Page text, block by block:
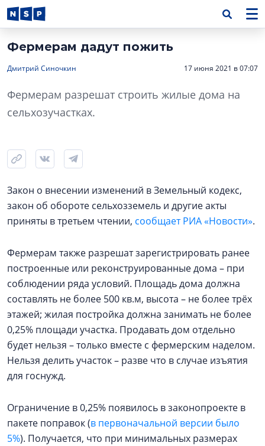
Фермерам дадут пожить
Дмитрий Синочкин 17 июня 2021 в 07:07
Фермерам разрешат строить жилые дома на
сельхозучастках.
Закон о внесении изменений в Земельный кодекс,
закон об обороте сельхозземель и другие акты
приняты в третьем чтении, сообщает РИА «Новости».
Фермерам также разрешат зарегистрировать ранее
построенные или реконструированные дома – при
соблюдении ряда условий. Площадь дома должна
составлять не более 500 кв.м, высота – не более трёх
этажей; жилая постройка должна занимать не более
0,25% площади участка. Продавать дом отдельно
будет нельзя – только вместе с фермерским наделом.
Нельзя делить участок – разве что в случае изъятия
для госнужд.
Ограничение в 0,25% появилось в законопроекте в
пакете поправок (в первоначальной версии было
5%). Получается, что при минимальных размерах